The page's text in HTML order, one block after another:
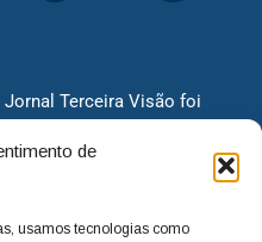
de
usamos tecnologias como
Jornal Terceira Visão foi
época só existiam
o jornal continua